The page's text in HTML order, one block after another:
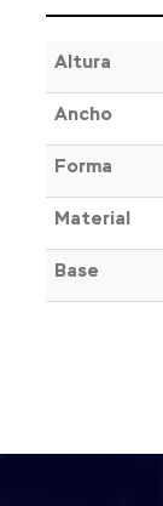
Altura
Ancho
Forma
Material
Base